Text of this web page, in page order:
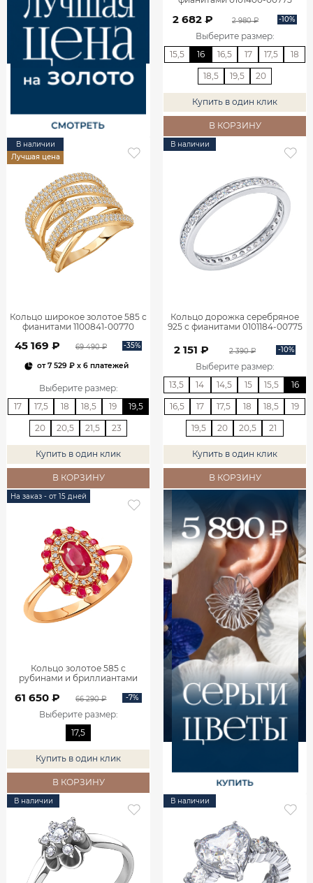
2 682 ₽ 2 980 ₽ -10%
Выберите размер:
15,5
16 16,5 17 17,5 18
18,5 19,5 20
Купить в один клик
В КОРЗИНУ
В наличии
Лучшая цена
Кольцо широкое золотое 585 с
фианитами 1100841-00770
45 169 ₽ 69 490 ₽ -35%
от7 529 ₽x 6 платежей
Выберите размер:
17
17,5 18 18,5 19 19,5
20 20,5 21,5 23
Купить в один клик
В КОРЗИНУ
В наличии
Кольцо дорожка серебряное
925 с фианитами 0101184-00775
2 151 ₽ 2 390 ₽ -10%
Выберите размер:
13,5
14 14,5 15 15,5 16
16,5 17 17,5 18 18,5 19
19,5 20 20,5 21
Купить в один клик
В КОРЗИНУ
На заказ - от 15 дней
Кольцо золотое 585 с
рубинами и бриллиантами
61 650 ₽ 66 290 ₽ -7%
Выберите размер:
17,5
Купить в один клик
В КОРЗИНУ
В наличии В наличии